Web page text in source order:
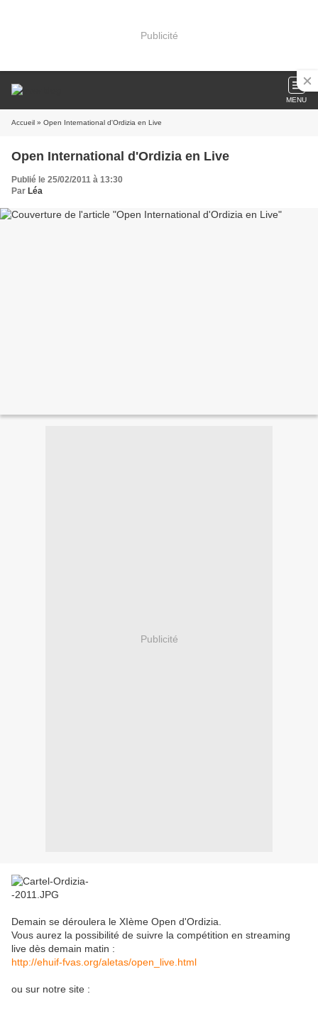
Publicité
MENU
Accueil » Open International d'Ordizia en Live
Open International d'Ordizia en Live
Publié le 25/02/2011 à 13:30
Par Léa
Publicité
Demain se déroulera le XIème Open d'Ordizia.
Vous aurez la possibilité de suivre la compétition en streaming
live dès demain matin :
http://ehuif-fvas.org/aletas/open_live.html
ou sur notre site :